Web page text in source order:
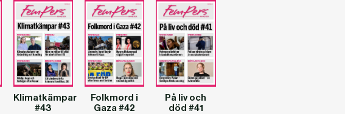
Klimatkämpar
#43
Folkmord i
Gaza #42
På liv och
död #41